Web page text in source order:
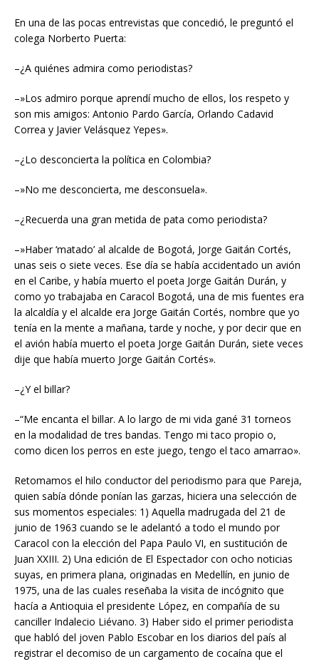
En una de las pocas entrevistas que concedió, le preguntó el
colega Norberto Puerta:
–¿A quiénes admira como periodistas?
–»Los admiro porque aprendí mucho de ellos, los respeto y
son mis amigos: Antonio Pardo García, Orlando Cadavid
Correa y Javier Velásquez Yepes».
–¿Lo desconcierta la política en Colombia?
–»No me desconcierta, me desconsuela».
–¿Recuerda una gran metida de pata como periodista?
–»Haber ‘matado’ al alcalde de Bogotá, Jorge Gaitán Cortés,
unas seis o siete veces. Ese día se había accidentado un avión
en el Caribe, y había muerto el poeta Jorge Gaitán Durán, y
como yo trabajaba en Caracol Bogotá, una de mis fuentes era
la alcaldía y el alcalde era Jorge Gaitán Cortés, nombre que yo
tenía en la mente a mañana, tarde y noche, y por decir que en
el avión había muerto el poeta Jorge Gaitán Durán, siete veces
dije que había muerto Jorge Gaitán Cortés».
–¿Y el billar?
–“Me encanta el billar. A lo largo de mi vida gané 31 torneos
en la modalidad de tres bandas. Tengo mi taco propio o,
como dicen los perros en este juego, tengo el taco amarrao».
Retomamos el hilo conductor del periodismo para que Pareja,
quien sabía dónde ponían las garzas, hiciera una selección de
sus momentos especiales: 1) Aquella madrugada del 21 de
junio de 1963 cuando se le adelantó a todo el mundo por
Caracol con la elección del Papa Paulo VI, en sustitución de
Juan XXIII. 2) Una edición de El Espectador con ocho noticias
suyas, en primera plana, originadas en Medellín, en junio de
1975, una de las cuales reseñaba la visita de incógnito que
hacía a Antioquia el presidente López, en compañía de su
canciller Indalecio Liévano. 3) Haber sido el primer periodista
que habló del joven Pablo Escobar en los diarios del país al
registrar el decomiso de un cargamento de cocaína que el